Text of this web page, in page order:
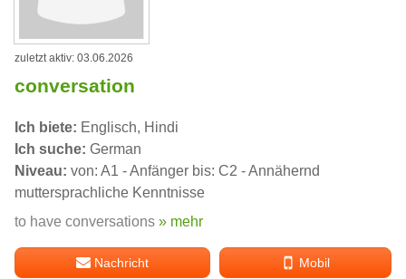
zuletzt aktiv: 03.06.2026
conversation
Ich biete: Englisch, Hindi
Ich suche: German
Niveau: von: A1 - Anfänger bis: C2 - Annähernd
muttersprachliche Kenntnisse
to have conversations » mehr
Nachricht Mobil